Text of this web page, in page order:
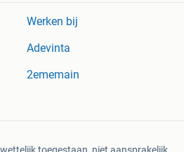
Werken bij
Adevinta
2ememain